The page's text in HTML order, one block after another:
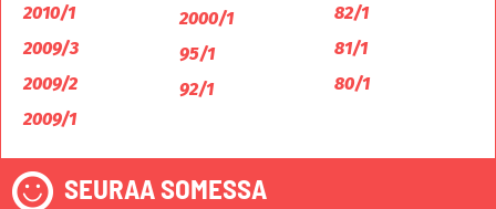
2010/1
2009/3
2009/2
2009/1
2000/1
95/1
92/1
82/1
81/1
80/1
SEURAA SOMESSA